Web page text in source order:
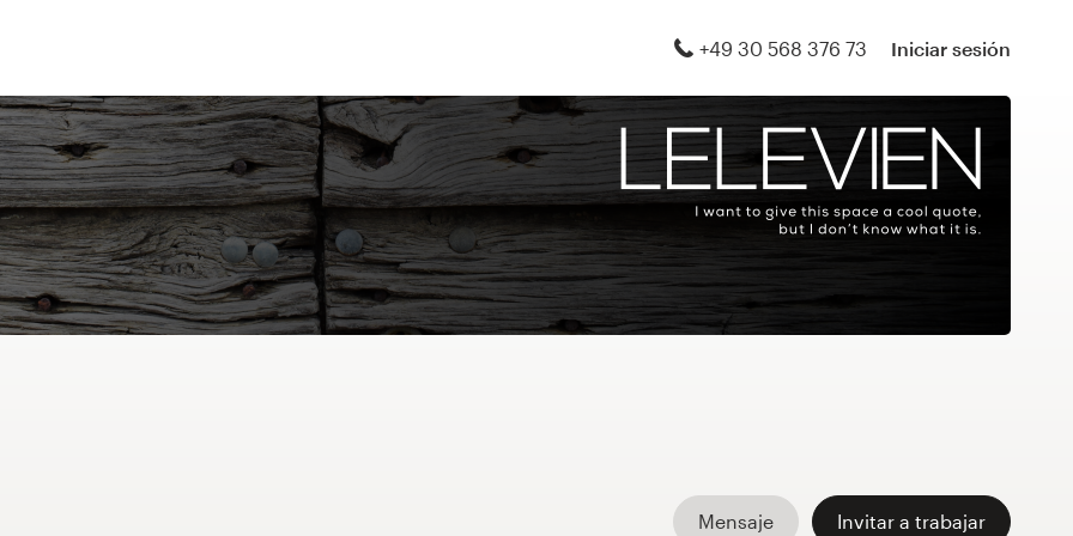
+49 30 568 376 73 Iniciar sesión
Mensaje Invitar a trabajar